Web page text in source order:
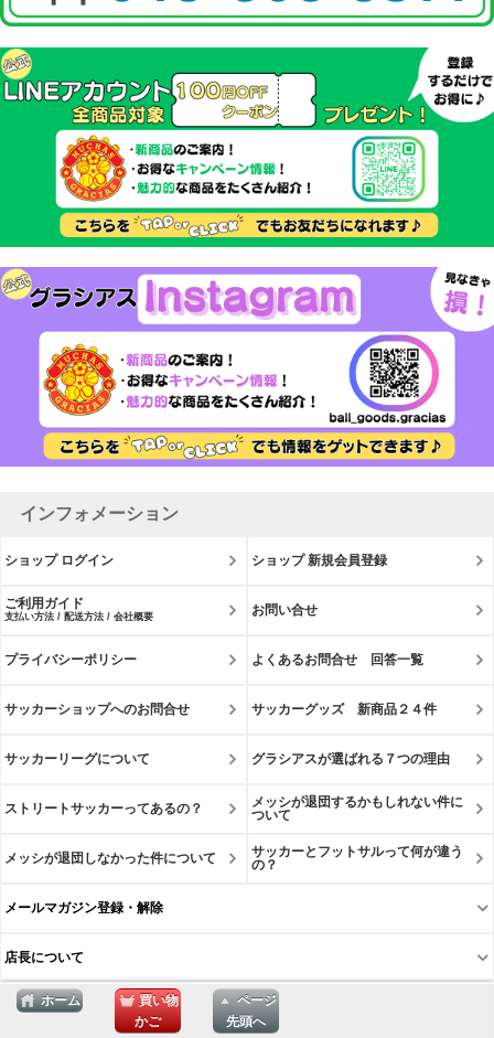
インフォメーション
ショップ ログイン ショップ 新規会員登録
ご利用ガイド
支払い方法 / 配送方法 / 会社概要 お問い合せ
プライバシーポリシー よくあるお問合せ 回答一覧
サッカーショップへのお問合せ サッカーグッズ 新商品２４件
サッカーリーグについて グラシアスが選ばれる７つの理由
ストリートサッカーってあるの？
メッシが退団するかもしれない件に
ついて
メッシが退団しなかった件について
サッカーとフットサルって何が違う
の？
メールマガジン登録・解除
店長について
ホーム
買い物
かご
ページ
先頭へ